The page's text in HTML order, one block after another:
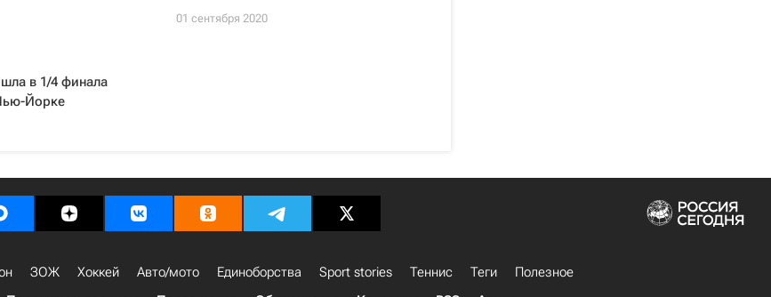
01 сентября 2020
в 1/4 финала
Йорке
ЗОЖ Хоккей Авто/мото Единоборства Sport stories Теннис Теги
Полезное